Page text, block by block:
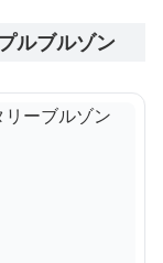
ルブルゾン